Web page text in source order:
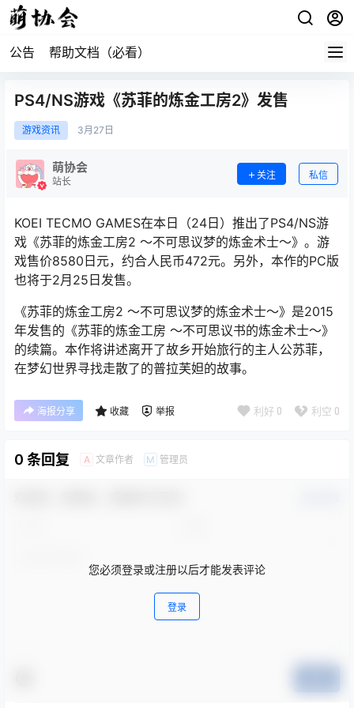
公告 帮助文档（必看）
PS4/NS游戏《苏菲的炼金工房2》发售
游戏资讯 3月 27日
萌协会
站长
关注 私信
KOEI TECMO GAMES在本日（24日）推出了PS4/NS游
戏《苏菲的炼金工房2 ～不可思议梦的炼金术士～》。游
戏售价8580日元，约合人民币472元。另外，本作的PC版
也将于2月25日发售。
《苏菲的炼金工房2 ～不可思议梦的炼金术士～》是2015
年发售的《苏菲的炼金工房 ～不可思议书的炼金术士～》
的续篇。本作将讲述离开了故乡开始旅行的主人公苏菲，
在梦幻世界寻找走散了的普拉芙妲的故事。
海报分享 收藏 举报 利好 0 利空 0
0 条回复 A 文章作者 M 管理员
您必须登录或注册以后才能发表评论
登录